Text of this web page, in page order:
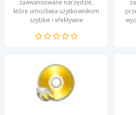
zaawansowane narzędzie,
które umożliwia użytkownikom
szybkie i efektywne
plików. Dzięki intuicyjnemu...